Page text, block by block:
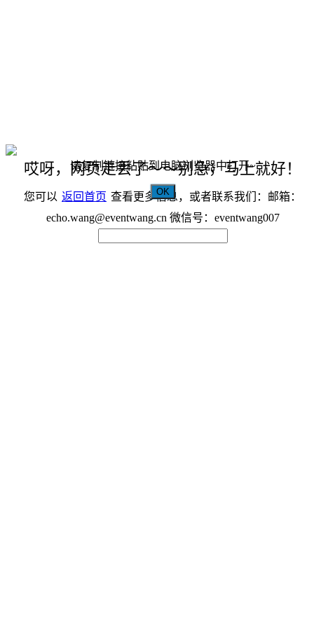
哎呀，网页走丢了～～别急，马上就好！
您可以 返回首页 查看更多信息，或者联系我们：邮箱：
echo.wang@eventwang.cn 微信号：eventwang007
请复制链接粘贴到电脑浏览器中打开~
OK